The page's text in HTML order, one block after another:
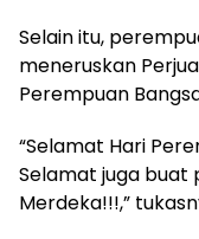
Selain itu,
meneruskan
Perempuan
“Selamat Hari
Selamat juga buat
Merdeka!!!,”